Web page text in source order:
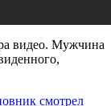
видео. Мужчина
смотрел